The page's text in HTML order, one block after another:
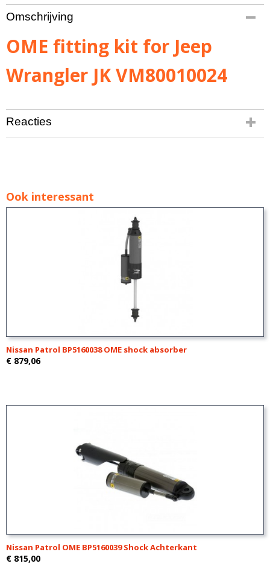
Bruto gewicht
1,00 Kg
Omschrijving
OME fitting kit for Jeep
Wrangler JK VM80010024
Reacties
Ook interessant
Nissan Patrol BP5160038 OME shock absorber
€ 879,06
Nissan Patrol OME BP5160039 Shock Achterkant
€ 815,00